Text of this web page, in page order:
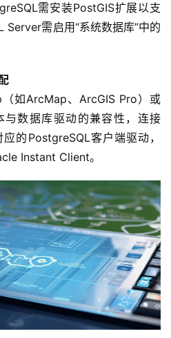
需安装PostGIS扩展以支
Server需启用“系统数据库”中的
如ArcMap、ArcGIS Pro）或
与数据库驱动的兼容性，连接
的PostgreSQL客户端驱动，
Instant Client。